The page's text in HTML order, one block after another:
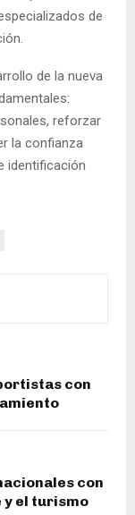
de
de la nueva
reforzar
la confianza
identificación
con
con
y el turismo